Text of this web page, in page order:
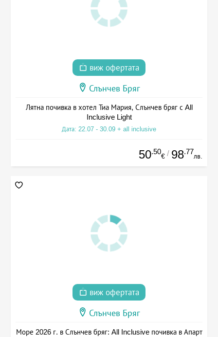
виж офертата
Слънчев Бряг
Лятна почивка в хотел Тиа Мария, Слънчев бряг с All
Inclusive Light
Дата: 22.07 - 30.09 + all inclusive
50.50
€ / 98.77
лв.
виж офертата
Слънчев Бряг
Море 2026 г. в Слънчев бряг: All Inclusive почивка в Апарт